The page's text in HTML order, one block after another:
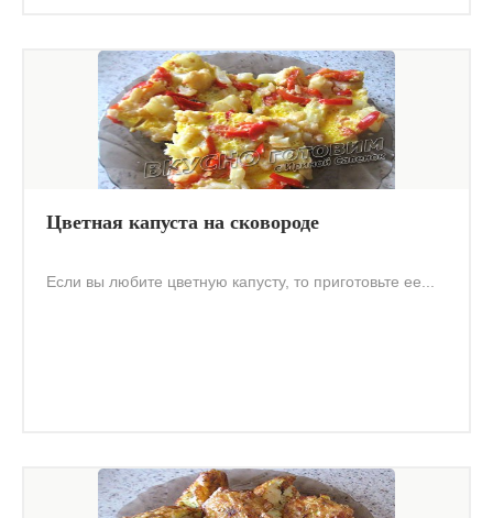
Цветная капуста на сковороде
Если вы любите цветную капусту, то приготовьте ее...